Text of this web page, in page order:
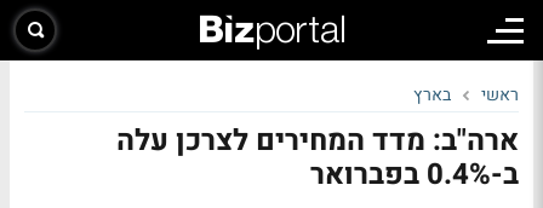
ראשי בארץ
ארה"ב: מדד המחירים לצרכן עלה
ב-0.4% בפברואר